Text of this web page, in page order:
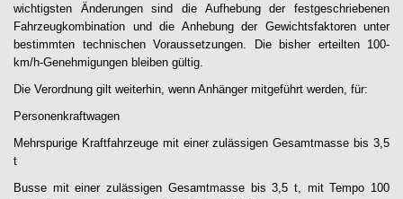
wichtigsten Änderungen sind die Aufhebung der festgeschriebenen
Fahrzeugkombination und die Anhebung der Gewichtsfaktoren unter
bestimmten technischen Voraussetzungen. Die bisher erteilten 100-
km/h-Genehmigungen bleiben gültig.
Die Verordnung gilt weiterhin, wenn Anhänger mitgeführt werden, für:
Personenkraftwagen
Mehrspurige Kraftfahrzeuge mit einer zulässigen Gesamtmasse bis 3,5
t
Busse mit einer zulässigen Gesamtmasse bis 3,5 t, mit Tempo 100